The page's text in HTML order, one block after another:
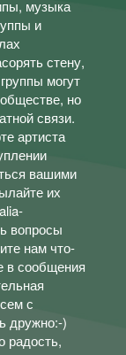
музыка
и
стену,
могут
но
связи.
артиста
вашими
их
вопросы
нам что-
в сообщения
с
дружно:-)
радость,